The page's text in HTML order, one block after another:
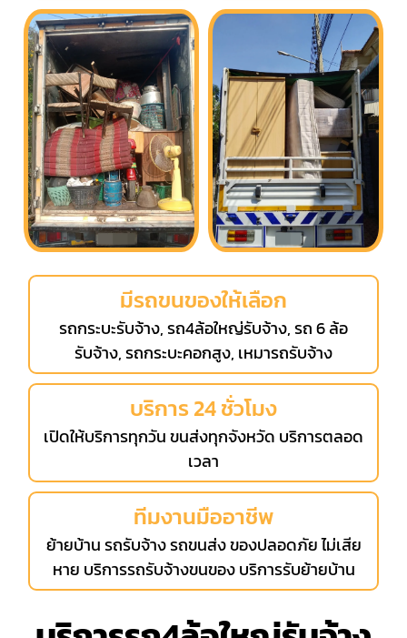
มีรถขนของให้เลือก
รถกระบะรับจ้าง, รถ4ล้อใหญ่รับจ้าง, รถ 6 ล้อ
รับจ้าง, รถกระบะคอกสูง, เหมารถรับจ้าง
บริการ 24 ชั่วโมง
เปิดให้บริการทุกวัน ขนส่งทุกจังหวัด บริการตลอด
เวลา
ทีมงานมืออาชีพ
ย้ายบ้าน รถรับจ้าง รถขนส่ง ของปลอดภัย ไม่เสีย
หาย บริการรถรับจ้างขนของ บริการรับย้ายบ้าน